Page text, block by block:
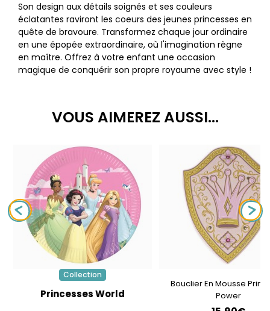
Son design aux détails soignés et ses couleurs
éclatantes raviront les coeurs des jeunes princesses en
quête de bravoure. Transformez chaque jour ordinaire
en une épopée extraordinaire, où l'imagination règne
en maître. Offrez à votre enfant une occasion
magique de conquérir son propre royaume avec style !
VOUS AIMEREZ AUSSI...
Collection
Princesses World
Bouclier En Mousse
Power